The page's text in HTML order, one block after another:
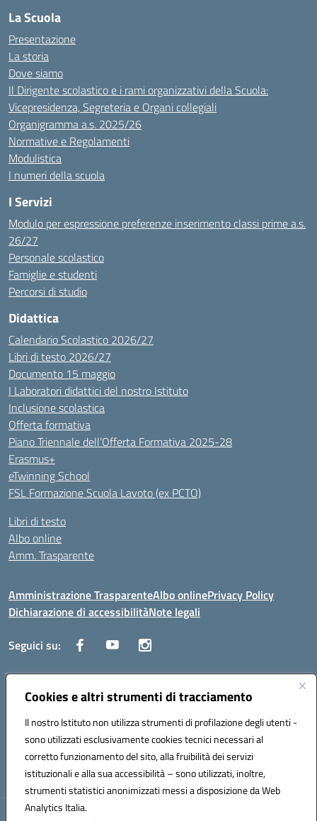
Cookies e altri strumenti di tracciamento
Il nostro Istituto non utilizza strumenti di profilazione degli utenti -
sono utilizzati esclusivamente cookies tecnici necessari al
corretto funzionamento del sito, alla fruibilità dei servizi
istituzionali e alla sua accessibilità – sono utilizzati, inoltre,
strumenti statistici anonimizzati messi a disposizione da Web
Analytics Italia.
La Scuola
Presentazione
La storia
Dove siamo
Il Dirigente scolastico e i rami organizzativi della Scuola:
Vicepresidenza, Segreteria e Organi collegiali
Organigramma a.s. 2025/26
Normative e Regolamenti
Modulistica
I numeri della scuola
I Servizi
Modulo per espressione preferenze inserimento classi prime a.s.
26/27
Personale scolastico
Famiglie e studenti
Percorsi di studio
Didattica
Calendario Scolastico 2026/27
Libri di testo 2026/27
Documento 15 maggio
I Laboratori didattici del nostro Istituto
Inclusione scolastica
Offerta formativa
Piano Triennale dell’Offerta Formativa 2025-28
Erasmus+
eTwinning School
FSL Formazione Scuola Lavoto (ex PCTO)
Libri di testo
Albo online
Amm. Trasparente
Amministrazione TrasparenteAlbo onlinePrivacy Policy
Dichiarazione di accessibilitàNote legali
Seguici su:
Indirizzo:Lecce
Posta elettronica certificata (PEC):leis03400t@pec.istruzione.it
Codice fiscale: 80010750752
Codice meccanografico: leis03400t